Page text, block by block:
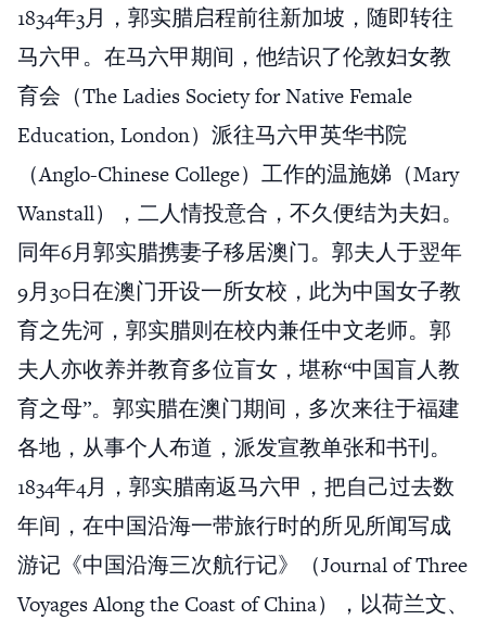
1834年3月，郭实腊启程前往新加坡，随即转往
马六甲。在马六甲期间，他结识了伦敦妇女教
育会（The Ladies Society for Native Female
Education, London）派往马六甲英华书院
（Anglo-Chinese College）工作的温施娣（Mary
Wanstall），二人情投意合，不久便结为夫妇。
同年6月郭实腊携妻子移居澳门。郭夫人于翌年
9月30日在澳门开设一所女校，此为中国女子教
育之先河，郭实腊则在校内兼任中文老师。郭
夫人亦收养并教育多位盲女，堪称“中国盲人教
育之母”。郭实腊在澳门期间，多次来往于福建
各地，从事个人布道，派发宣教单张和书刊。
1834年4月，郭实腊南返马六甲，把自己过去数
年间，在中国沿海一带旅行时的所见所闻写成
游记《中国沿海三次航行记》（Journal of Three
Voyages Along the Coast of China），以荷兰文、